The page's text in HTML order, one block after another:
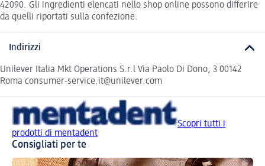
42090. Gli ingredienti elencati nello shop online possono differire
da quelli riportati sulla confezione.
Indirizzi
Unilever Italia Mkt Operations S.r.l Via Paolo Di Dono, 3 00142
Roma consumer-service.it@unilever.com
Scopri tutti i
prodotti di mentadent
Consigliati per te